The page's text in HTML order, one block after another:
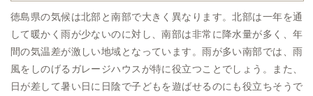
徳島県の気候は北部と南部で大きく異なります。北部は一年を通
して暖かく雨が少ないのに対し、南部は非常に降水量が多く、年
間の気温差が激しい地域となっています。雨が多い南部では、雨
風をしのげるガレージハウスが特に役立つことでしょう。また、
日が差して暑い日に日陰で子どもを遊ばせるのにも役立ちそうで